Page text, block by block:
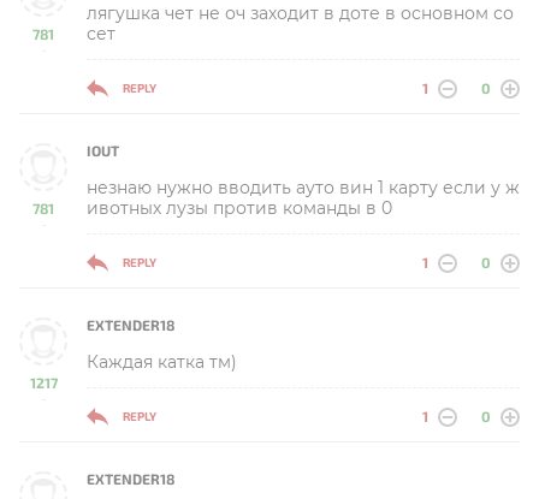
781
-
лягушка чет не оч заходит в доте в основном со
сет
REPLY 1 0
781
-
IOUT
незнаю нужно вводить ауто вин 1 карту если у ж
ивотных лузы против команды в 0
REPLY 1 0
1217
-
EXTENDER18
Каждая катка тм)
REPLY 1 0
EXTENDER18